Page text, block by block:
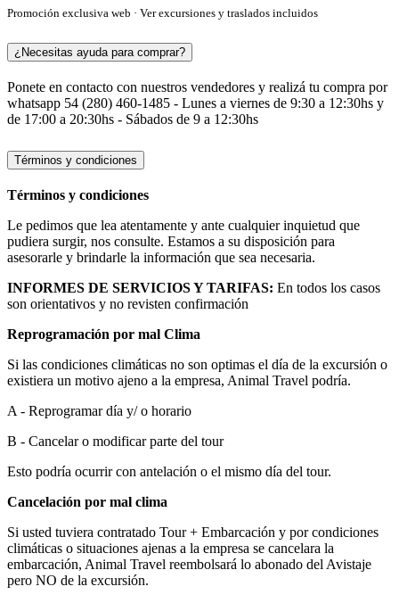
Promoción exclusiva web · Ver excursiones y traslados incluidos
¿Necesitas ayuda para comprar?
Ponete en contacto con nuestros vendedores y realizá tu compra por
whatsapp 54 (280) 460-1485 - Lunes a viernes de 9:30 a 12:30hs y
de 17:00 a 20:30hs - Sábados de 9 a 12:30hs
Términos y condiciones
Términos y condiciones
Le pedimos que lea atentamente y ante cualquier inquietud que
pudiera surgir, nos consulte. Estamos a su disposición para
asesorarle y brindarle la información que sea necesaria.
INFORMES DE SERVICIOS Y TARIFAS: En todos los casos
son orientativos y no revisten confirmación
Reprogramación por mal Clima
Si las condiciones climáticas no son optimas el día de la excursión o
existiera un motivo ajeno a la empresa, Animal Travel podría.
A - Reprogramar día y/ o horario
B - Cancelar o modificar parte del tour
Esto podría ocurrir con antelación o el mismo día del tour.
Cancelación por mal clima
Si usted tuviera contratado Tour + Embarcación y por condiciones
climáticas o situaciones ajenas a la empresa se cancelara la
embarcación, Animal Travel reembolsará lo abonado del Avistaje
pero NO de la excursión.